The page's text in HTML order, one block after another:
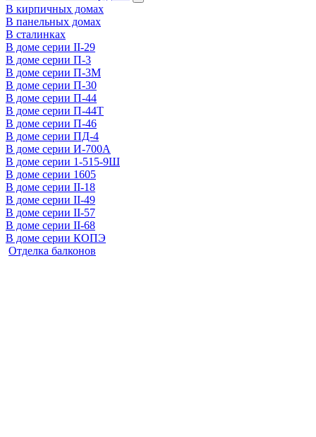
В кирпичных домах
В панельных домах
В сталинках
В доме серии II-29
В доме серии П-3
В доме серии П-3М
В доме серии П-30
В доме серии П-44
В доме серии П-44Т
В доме серии П-46
В доме серии ПД-4
В доме серии И-700А
В доме серии 1-515-9Ш
В доме серии 1605
В доме серии II-18
В доме серии II-49
В доме серии II-57
В доме серии II-68
В доме серии КОПЭ
Отделка балконов